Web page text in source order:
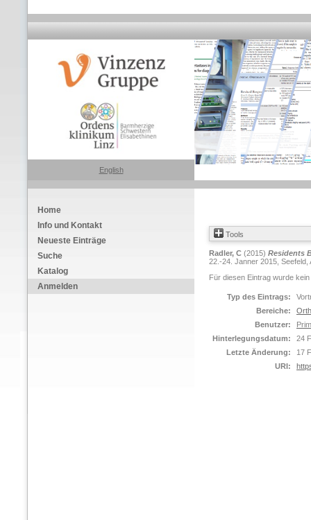
English
Home
Info und Kontakt
Neueste Einträge
Suche
Katalog
Anmelden
Tools
Radler, C (2015) Residents
22.-24. Janner 2015, Seefeld,
Für diesen Eintrag wurde
Typ des Eintrags:
Bereiche:
Benutzer:
Hinterlegungsdatum:
24
Letzte Änderung:
17
URI: